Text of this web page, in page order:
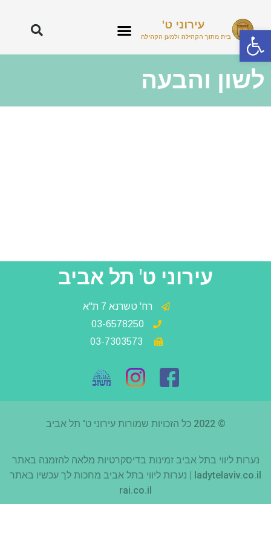
פתח סרגל נגישות
לשון והבעה
עירוני ט' תל אביב
רח' טשרנא 7 ת"א
03-6578250
© 2022 כל הזכויות שמורות עירוני ט' תל אביב
נערות ליווי בתל אביב זמינות בדיסקרטיות מלאה להזמנה באתר
‎ladytelaviv.co.il |
נערות ליווי בתל אביב מחכות לך עכשיו באתר
rai.co.il